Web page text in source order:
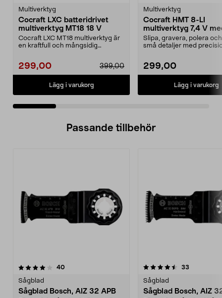
Multiverktyg
Cocraft LXC batteridrivet
multiverktyg MT18 18 V
Cocraft LXC MT18 multiverktyg är
en kraftfull och mångsidig
299,00 399,00
Lägg i varukorg
Multiverktyg
Cocraft HMT 8-LI
multiverktyg 7,4 V
tillbehör
Slipa, gravera, polera
små detaljer med
299,00
Lägg i varukorg
Passande tillbehör
40recensioner
Sågblad
Sågblad Bosch, AIZ 32 APB
4.5av 5 stjärnor 33
Sågblad
Sågblad Bosch, AIZ
4.5av 5 stjärnor